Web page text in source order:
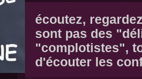
écoutez,
sont pas des
"complotistes",
d'écouter les